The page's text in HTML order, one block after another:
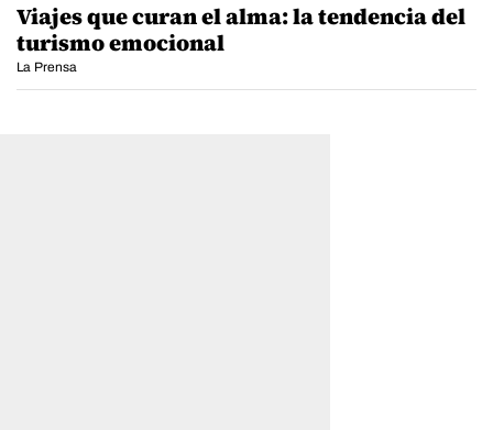
Viajes que curan el alma: la tendencia del
turismo emocional
La Prensa